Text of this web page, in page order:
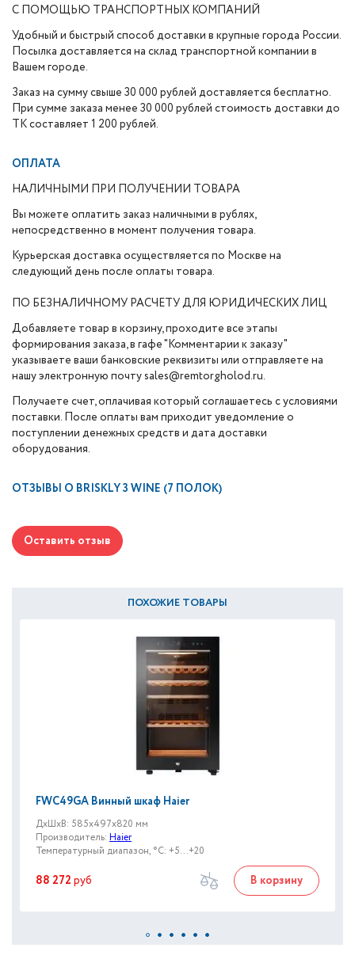
С ПОМОЩЬЮ ТРАНСПОРТНЫХ КОМПАНИЙ
Удобный и быстрый способ доставки в крупные города России.
Посылка доставляется на склад транспортной компании в
Вашем городе.
Заказ на сумму свыше 30 000 рублей доставляется бесплатно.
При сумме заказа менее 30 000 рублей стоимость доставки до
ТК составляет 1 200 рублей.
ОПЛАТА
НАЛИЧНЫМИ ПРИ ПОЛУЧЕНИИ ТОВАРА
Вы можете оплатить заказ наличными в рублях,
непосредственно в момент получения товара.
Курьерская доставка осуществляется по Москве на
следующий день после оплаты товара.
ПО БЕЗНАЛИЧНОМУ РАСЧЕТУ ДЛЯ ЮРИДИЧЕСКИХ ЛИЦ
Добавляете товар в корзину, проходите все этапы
формирования заказа, в гафе "Комментарии к заказу"
указываете ваши банковские реквизиты или отправляете на
нашу электронную почту sales@remtorgholod.ru.
Получаете счет, оплачивая который соглашаетесь с условиями
поставки. После оплаты вам приходит уведомление о
поступлении денежных средств и дата доставки
оборудования.
ОТЗЫВЫ О BRISKLY 3 WINE (7 ПОЛОК)
Оставить отзыв
ПОХОЖИЕ ТОВАРЫ
FWC49GA Винный шкаф Haier
ДxШxВ: 585x497x820 мм
Производитель: Haier
Температурный диапазон, °C: +5...+20
88 272 руб В корзину